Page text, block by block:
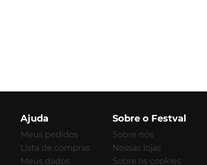
Ajuda
Meus pedidos
Lista de compras
Meus dados
Sobre o Festval
Sobre nós
Nossas lojas
Sobre os cookies